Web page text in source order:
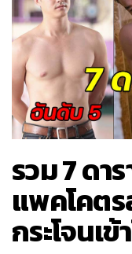
รวม 7 ดา
แพคโคตร
กระโจนเข้